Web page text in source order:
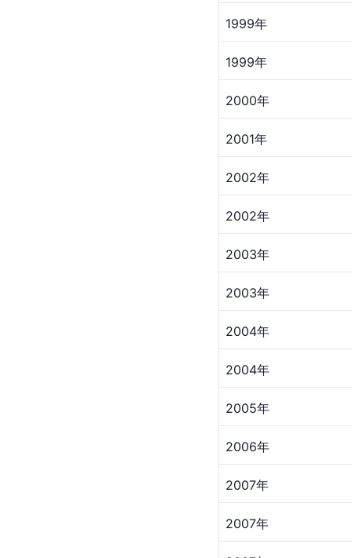
1999年
1999年
2000年
2001年
2002年
2002年
2003年
2003年
2004年
2004年
2005年
2006年
2007年
2007年